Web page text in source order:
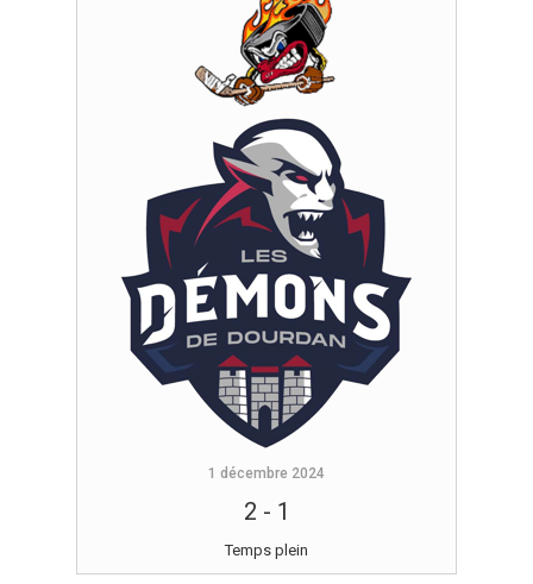
1 décembre 2024
2 - 1
Temps plein